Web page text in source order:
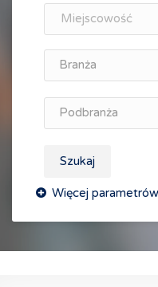
Branża
Podbranża
Szukaj